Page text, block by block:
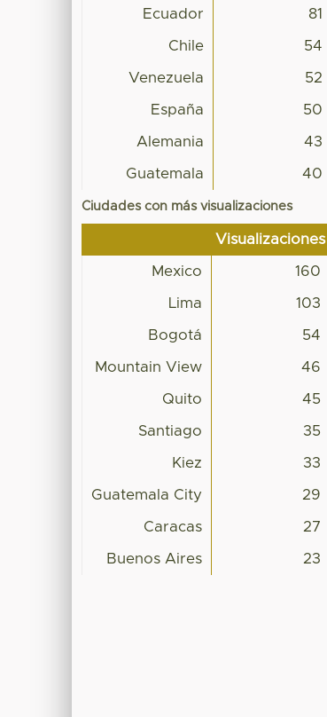
Ecuador 81
Chile 54
Venezuela 52
España 50
Alemania 43
Guatemala 40
Ciudades con más visualizaciones
Visualizaciones
Mexico 160
Lima 103
Bogotá 54
Mountain View 46
Quito 45
Santiago 35
Kiez 33
Guatemala City 29
Caracas 27
Buenos Aires 23